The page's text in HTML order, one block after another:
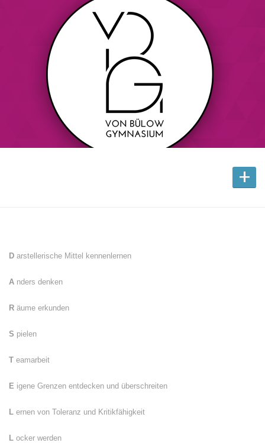
+
D arstellerische Mittel kennenlernen
A nders denken
R äume erkunden
S pielen
T eamarbeit
E igene Grenzen entdecken und überschreiten
L ernen von Toleranz und Kritikfähigkeit
L ocker werden